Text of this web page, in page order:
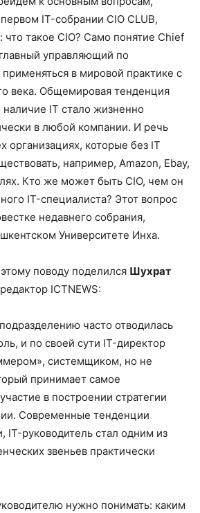
IT-собрании CIO CLUB,
что такое CIO? Само понятие Chief
управляющий по
в мировой практике с
века. Общемировая тенденция
наличие IT стало жизненно
в любой компании. И речь
организациях, которые без IT
например, Amazon, Ebay,
Кто же может быть CIO, чем он
IT-специалиста? Этот вопрос
недавнего собрания,
Университете Инха.
поводу поделился Шухрат
ICTNEWS:
часто отводилась
и по своей сути IT-директор
системщиком, но не
принимает самое
в построении стратегии
Современные тенденции
IT-руководитель стал одним из
звеньев практически
нужно понимать: каким